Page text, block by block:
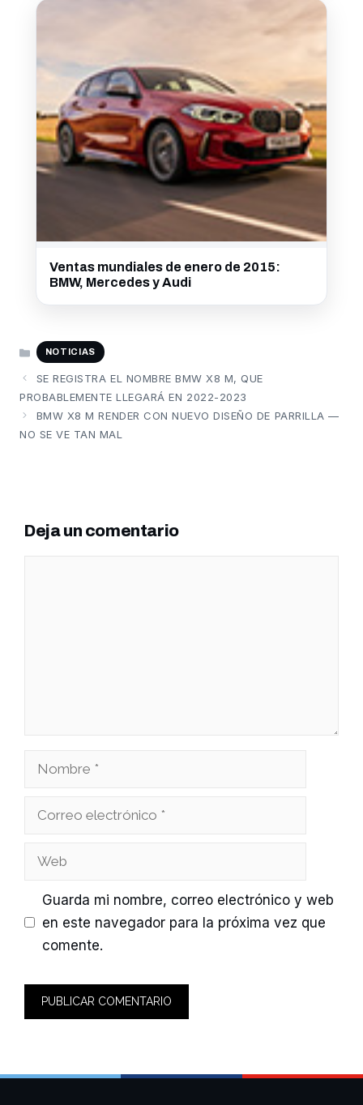
Ventas mundiales de enero de 2015:
BMW, Mercedes y Audi
CATEGORÍAS
NOTICIAS
SE REGISTRA EL NOMBRE BMW X8 M, QUE
PROBABLEMENTE LLEGARÁ EN 2022-2023
BMW X8 M RENDER CON NUEVO DISEÑO DE PARRILLA —
NO SE VE TAN MAL
Deja un comentario
Nombre
Correo
Web
Guarda mi nombre, correo electrónico y web
en este navegador para la próxima vez que
comente.